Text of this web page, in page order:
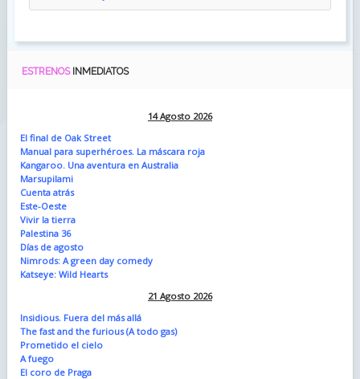
ESTRENOS INMEDIATOS
14 Agosto 2026
El final de Oak Street
Manual para superhéroes. La máscara roja
Kangaroo. Una aventura en Australia
Marsupilami
Cuenta atrás
Este-Oeste
Vivir la tierra
Palestina 36
Días de agosto
Nimrods: A green day comedy
Katseye: Wild Hearts
21 Agosto 2026
Insidious. Fuera del más allá
The fast and the furious (A todo gas)
Prometido el cielo
A fuego
El coro de Praga